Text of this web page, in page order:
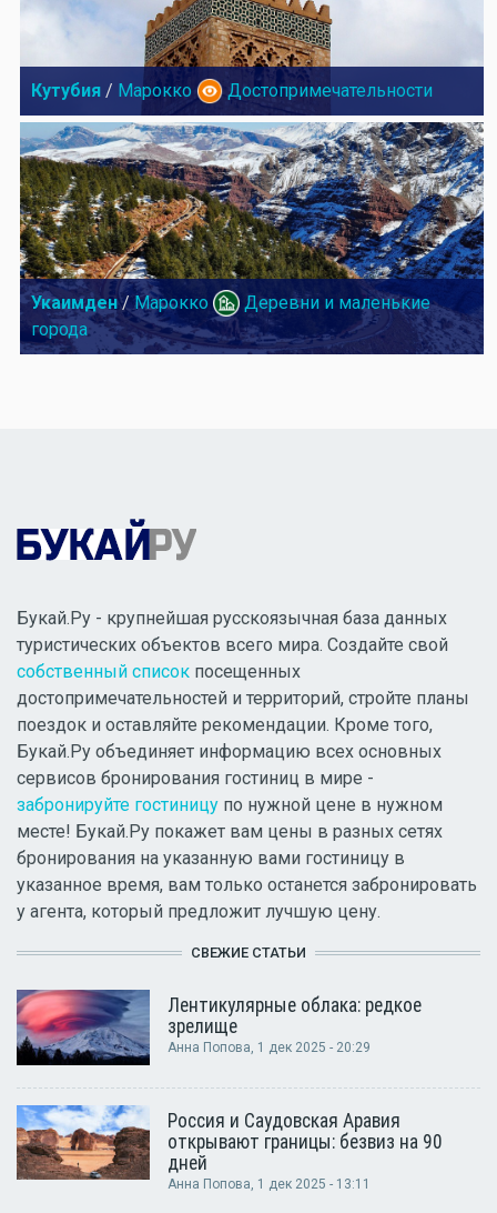
Кутубия / Марокко Достопримечательности
Укаимден/ Марокко
Деревни и маленькие
города
Букай.Ру - крупнейшая русскоязычная база данных
туристических объектов всего мира. Создайте свой
собственный список посещенных
достопримечательностей и территорий, стройте планы
поездок и оставляйте рекомендации. Кроме того,
Букай.Ру объединяет информацию всех основных
сервисов бронирования гостиниц в мире -
забронируйте гостиницу по нужной цене в нужном
месте! Букай.Ру покажет вам цены в разных сетях
бронирования на указанную вами гостиницу в
указанное время, вам только останется забронировать
у агента, который предложит лучшую цену.
СВЕЖИЕ СТАТЬИ
Лентикулярные облака: редкое
зрелище
Анна Попова, 1 дек 2025 - 20:29
Россия и Саудовская Аравия
открывают границы: безвиз на 90
дней
Анна Попова, 1 дек 2025 - 13:11